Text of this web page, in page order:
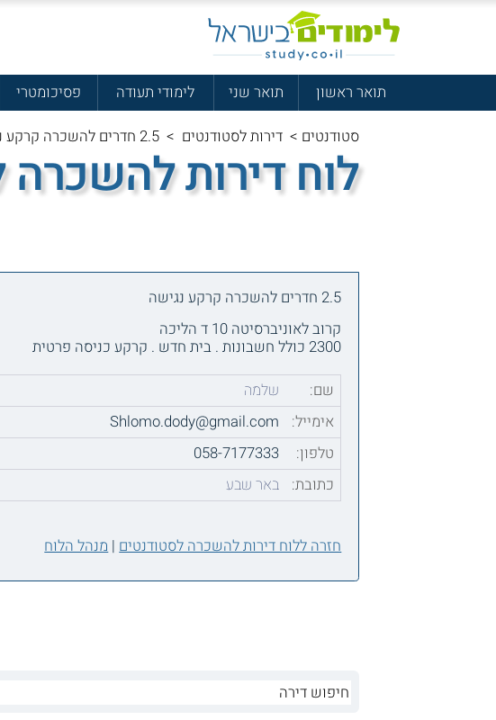
תואר ראשון תואר שני לימודי תעודה פסיכומטרי
סטודנטים > דירות לסטודנטים > 2.5 חדרים להשכרה קרקע נגישה
לוח דירות להשכרה
2.5 חדרים להשכרה קרקע נגישה
קרוב לאוניברסיטה 10 ד הליכה
2300 כולל חשבונות . בית חדש . קרקע כניסה פרטית
שם:
שלמה
אימייל:
Shlomo.dody@gmail.com
טלפון:
058-7177333
כתובת: באר שבע
חזרה ללוח דירות להשכרה לסטודנטים|מנהל הלוח